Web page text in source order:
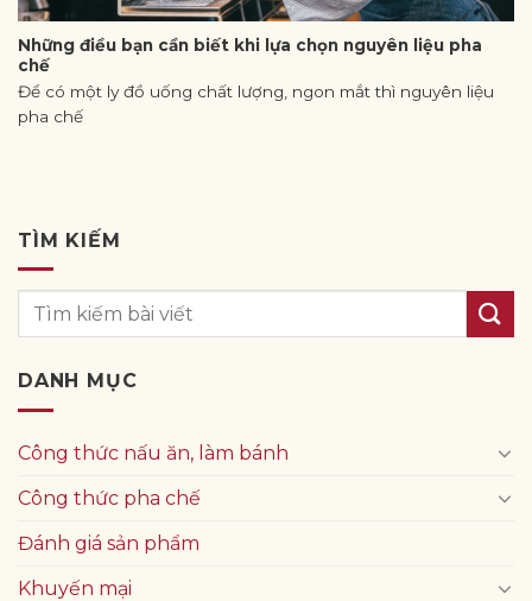
Những điều bạn cần biết khi lựa chọn nguyên liệu pha
chế
Để có một ly đồ uống chất lượng, ngon mắt thì nguyên liệu
pha chế
TÌM KIẾM
DANH MỤC
Công thức nấu ăn, làm bánh
Công thức pha chế
Đánh giá sản phẩm
Khuyến mại